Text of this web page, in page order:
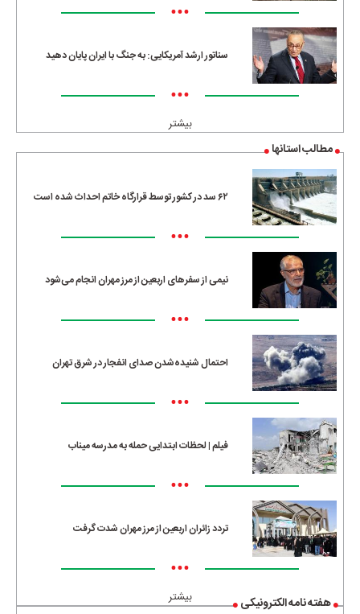
•••
سناتور ارشد آمریکایی: به جنگ با ایران پایان دهید
•••
بیشتر
مطالب استانها
۶۲ سد در کشور توسط قرارگاه خاتم احداث شده است
•••
نیمی از سفرهای اربعین از مرز مهران انجام می‌شود
•••
احتمال شنیده‌شدن صدای انفجار در شرق تهران
•••
فیلم | لحظات ابتدایی حمله به مدرسه میناب
•••
تردد زائران اربعین از مرز مهران شدت گرفت
•••
بیشتر هفته نامه الکترونیکی